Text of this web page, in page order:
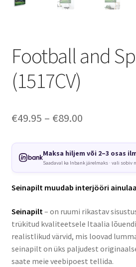
Football and
(1517CV)
€49.95 – €89.00Price
€49.95
through
€89.00
Maksa hiljem või 2–3 osas
Saadaval ka Inbank järelmaks · vali sobiv
Seinapilt muudab interjööri
Seinapilt – on ruumi rikastav
trükitud kvaliteetsele Itaalia
realistlikud värvid, mis loovad
seinapilt on üks paljudest
saate meie veebipoest tellida.